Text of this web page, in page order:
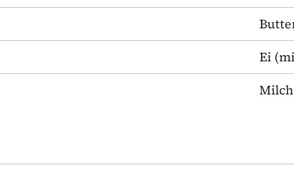
Ei
Milch